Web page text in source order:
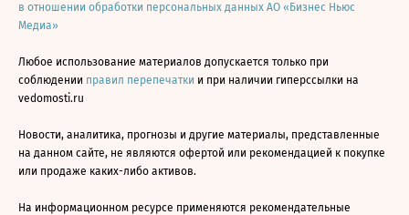
в отношении обработки персональных данных АО «Бизнес Ньюс
Медиа»
Любое использование материалов допускается только при
соблюдении правил перепечатки и при наличии гиперссылки на
vedomosti.ru
Новости, аналитика, прогнозы и другие материалы, представленные
на данном сайте, не являются офертой или рекомендацией к покупке
или продаже каких-либо активов.
На информационном ресурсе применяются рекомендательные